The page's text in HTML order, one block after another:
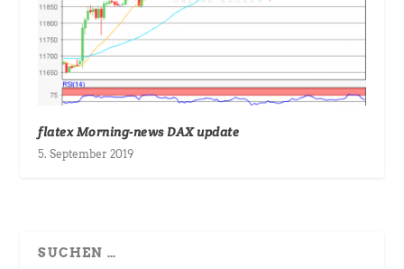
flatex Morning-news DAX update
5. September 2019